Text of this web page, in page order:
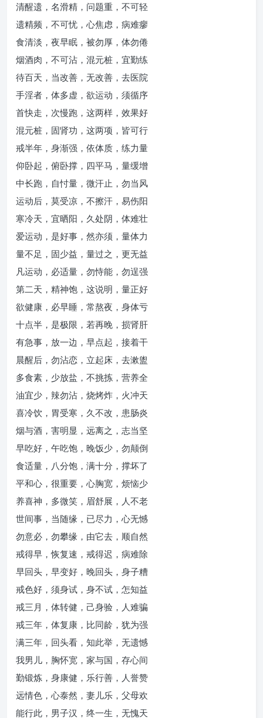
清醒遗，名滑精，问题重，不可轻
遗精频，不可忧，心焦虑，病难瘳
食清淡，夜早眠，被勿厚，体勿倦
烟酒肉，不可沾，混元桩，宜勤练
待百天，当改善，无改善，去医院
手淫者，体多虚，欲运动，须循序
首快走，次慢跑，这两样，效果好
混元桩，固肾功，这两项，皆可行
戒半年，身渐强，依体质，练力量
仰卧起，俯卧撑，四平马，量缓增
中长跑，自忖量，微汗止，勿当风
运动后，莫受凉，不擦汗，易伤阳
寒冷天，宜晒阳，久处阴，体难壮
爱运动，是好事，然亦须，量体力
量不足，固少益，量过之，更无益
凡运动，必适量，勿恃能，勿逞强
第二天，精神饱，这说明，量正好
欲健康，必早睡，常熬夜，身体亏
十点半，是极限，若再晚，损肾肝
有急事，放一边，早点起，接着干
晨醒后，勿沾恋，立起床，去漱盥
多食素，少放盐，不挑拣，营养全
油宜少，辣勿沾，烧烤炸，火冲天
喜冷饮，胃受寒，久不改，患肠炎
烟与酒，害明显，远离之，志当坚
早吃好，午吃饱，晚饭少，勿颠倒
食适量，八分饱，满十分，撑坏了
平和心，很重要，心胸宽，烦恼少
养喜神，多微笑，眉舒展，人不老
世间事，当随缘，已尽力，心无憾
勿意必，勿攀缘，由它去，顺自然
戒得早，恢复速，戒得迟，病难除
早回头，早变好，晚回头，身子糟
戒色好，须身试，身不试，怎知益
戒三月，体转健，己身验，人难骗
戒三年，体复康，比同龄，犹为强
满三年，回头看，知此举，无遗憾
我男儿，胸怀宽，家与国，存心间
勤锻炼，身康健，乐行善，人誉赞
远情色，心泰然，妻儿乐，父母欢
能行此，男子汉，终一生，无愧天